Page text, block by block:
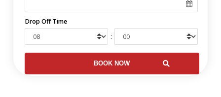
Drop Off Time
: